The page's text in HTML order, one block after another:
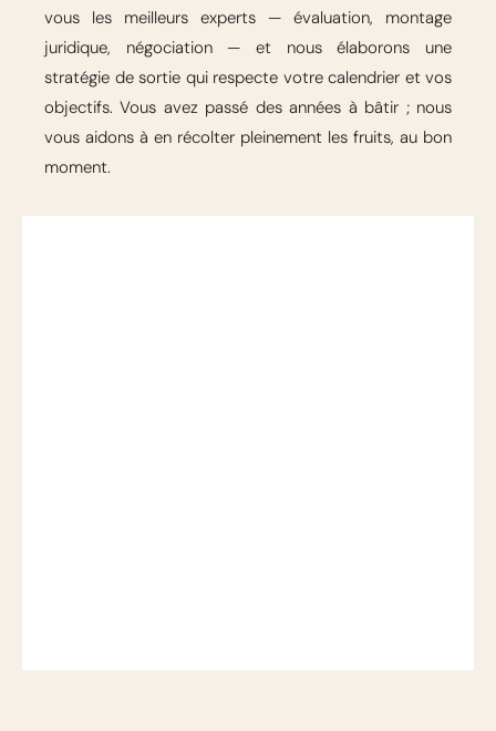
vous les meilleurs experts — évaluation, montage
juridique, négociation — et nous élaborons une
stratégie de sortie qui respecte votre calendrier et vos
objectifs. Vous avez passé des années à bâtir ; nous
vous aidons à en récolter pleinement les fruits, au bon
moment.